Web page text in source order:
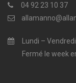
04 92 23 10 37
Lundi –
Fermé le week